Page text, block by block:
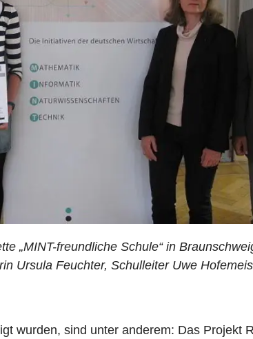
„MINT-freundliche Schule“ in
Ursula Feuchter, Schulleiter Uwe
wurden, sind unter anderem: Das Projekt